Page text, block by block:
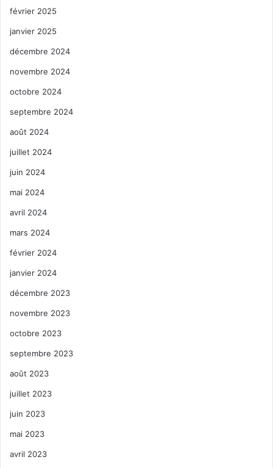
février 2025
janvier 2025
décembre 2024
novembre 2024
octobre 2024
septembre 2024
août 2024
juillet 2024
juin 2024
mai 2024
avril 2024
mars 2024
février 2024
janvier 2024
décembre 2023
novembre 2023
octobre 2023
septembre 2023
août 2023
juillet 2023
juin 2023
mai 2023
avril 2023